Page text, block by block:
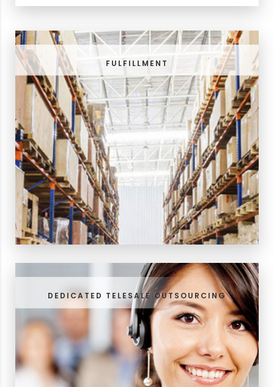
FULFILLMENT
ความสำเร็จในการจำหน่ายสินค้า คือ การสามารถส่ง
สินค้าถึงมือลูกค้า
สามารถเก็บเงินได้ ไม่ถูกปฏิเสธการรับเมื่อส่งสินค้า
FULFILLMENT
DEDICATED TELESALE OUTSOURCING
การให้บริการบริหารพนักงานขาย
DEDICATED TELESALE OUTSOURCING